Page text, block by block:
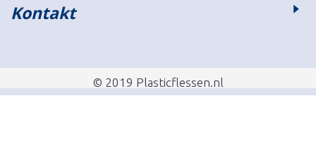
Kontakt
© 2019 Plasticflessen.nl